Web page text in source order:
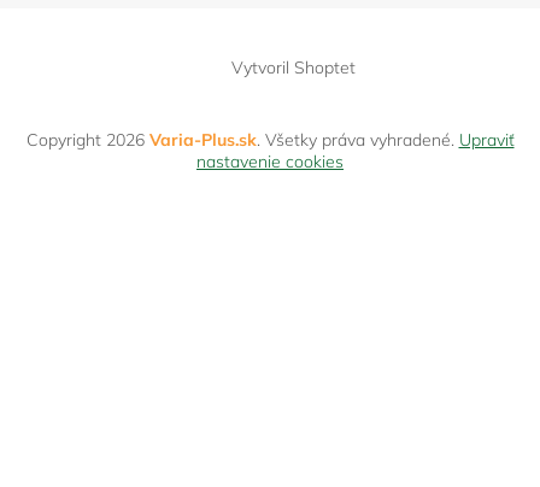
Vytvoril Shoptet
Copyright 2026 Varia-Plus.sk. Všetky práva vyhradené. Upraviť
nastavenie cookies